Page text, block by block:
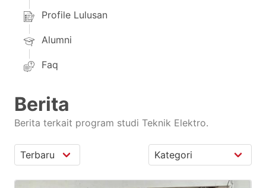
Profile Lulusan
Alumni
Faq
Berita
Berita terkait program studi Teknik Elektro.